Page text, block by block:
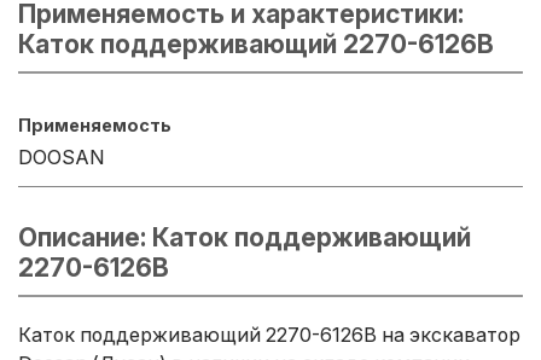
Применяемость и характеристики:
Каток поддерживающий 2270-6126B
Применяемость
DOOSAN
Описание: Каток поддерживающий
2270-6126B
Каток поддерживающий 2270-6126B на экскаватор